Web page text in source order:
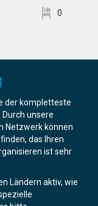
0
der kompletteste
unsere
Netzwerk können
das Ihren
ist sehr
Ländern aktiv, wie